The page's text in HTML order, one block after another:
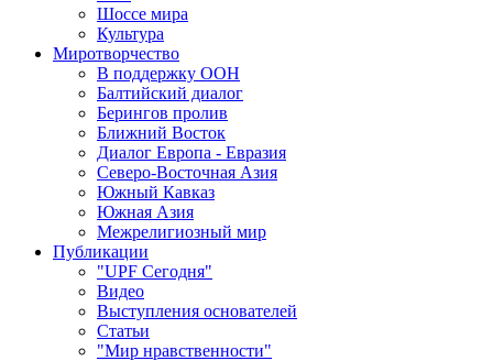
Шоссе мира
Культура
Миротворчество
В поддержку ООН
Балтийский диалог
Берингов пролив
Ближний Восток
Диалог Европа - Евразия
Северо-Восточная Азия
Южный Кавказ
Южная Азия
Межрелигиозный мир
Публикации
"UPF Сегодня"
Видео
Выступления основателей
Статьи
"Мир нравственности"